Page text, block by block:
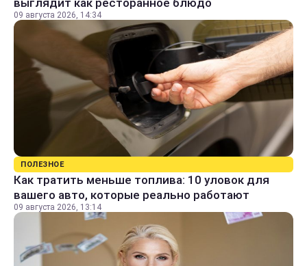
выглядит как ресторанное блюдо
09 августа 2026, 14:34
ПОЛЕЗНОЕ
Как тратить меньше топлива: 10 уловок для
вашего авто, которые реально работают
09 августа 2026, 13:14